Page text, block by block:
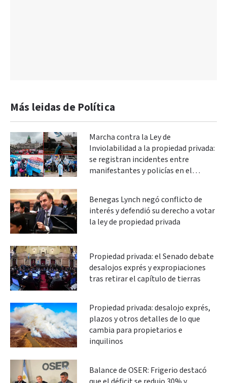
Más leidas de Política
Marcha contra la Ley de
Inviolabilidad a la propiedad privada:
se registran incidentes entre
manifestantes y policías en el
Benegas Lynch negó conflicto de
interés y defendió su derecho a votar
la ley de propiedad privada
Propiedad privada: el Senado debate
desalojos exprés y expropiaciones
tras retirar el capítulo de tierras
Propiedad privada: desalojo exprés,
plazos y otros detalles de lo que
cambia para propietarios e
inquilinos
Balance de OSER: Frigerio destacó